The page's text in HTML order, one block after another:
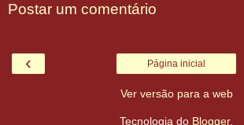
Postar um comentário
‹ Página inicial
Ver versão para a web
Tecnologia do Blogger.